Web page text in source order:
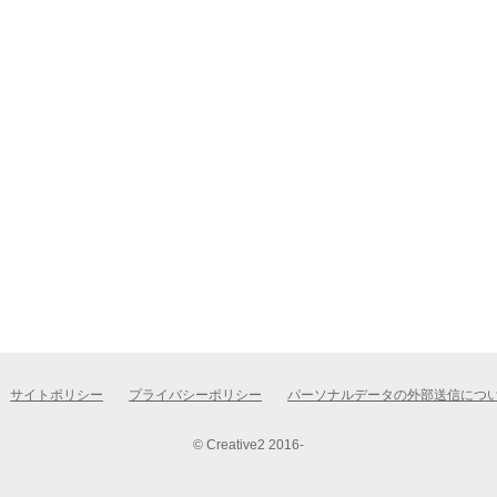
サイトポリシー プライバシーポリシー パーソナルデータの外部送信につ
© Creative2 2016-